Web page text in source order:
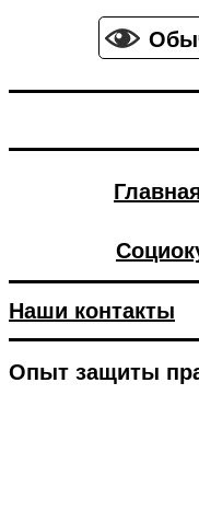
Наши контакты
Опыт защиты